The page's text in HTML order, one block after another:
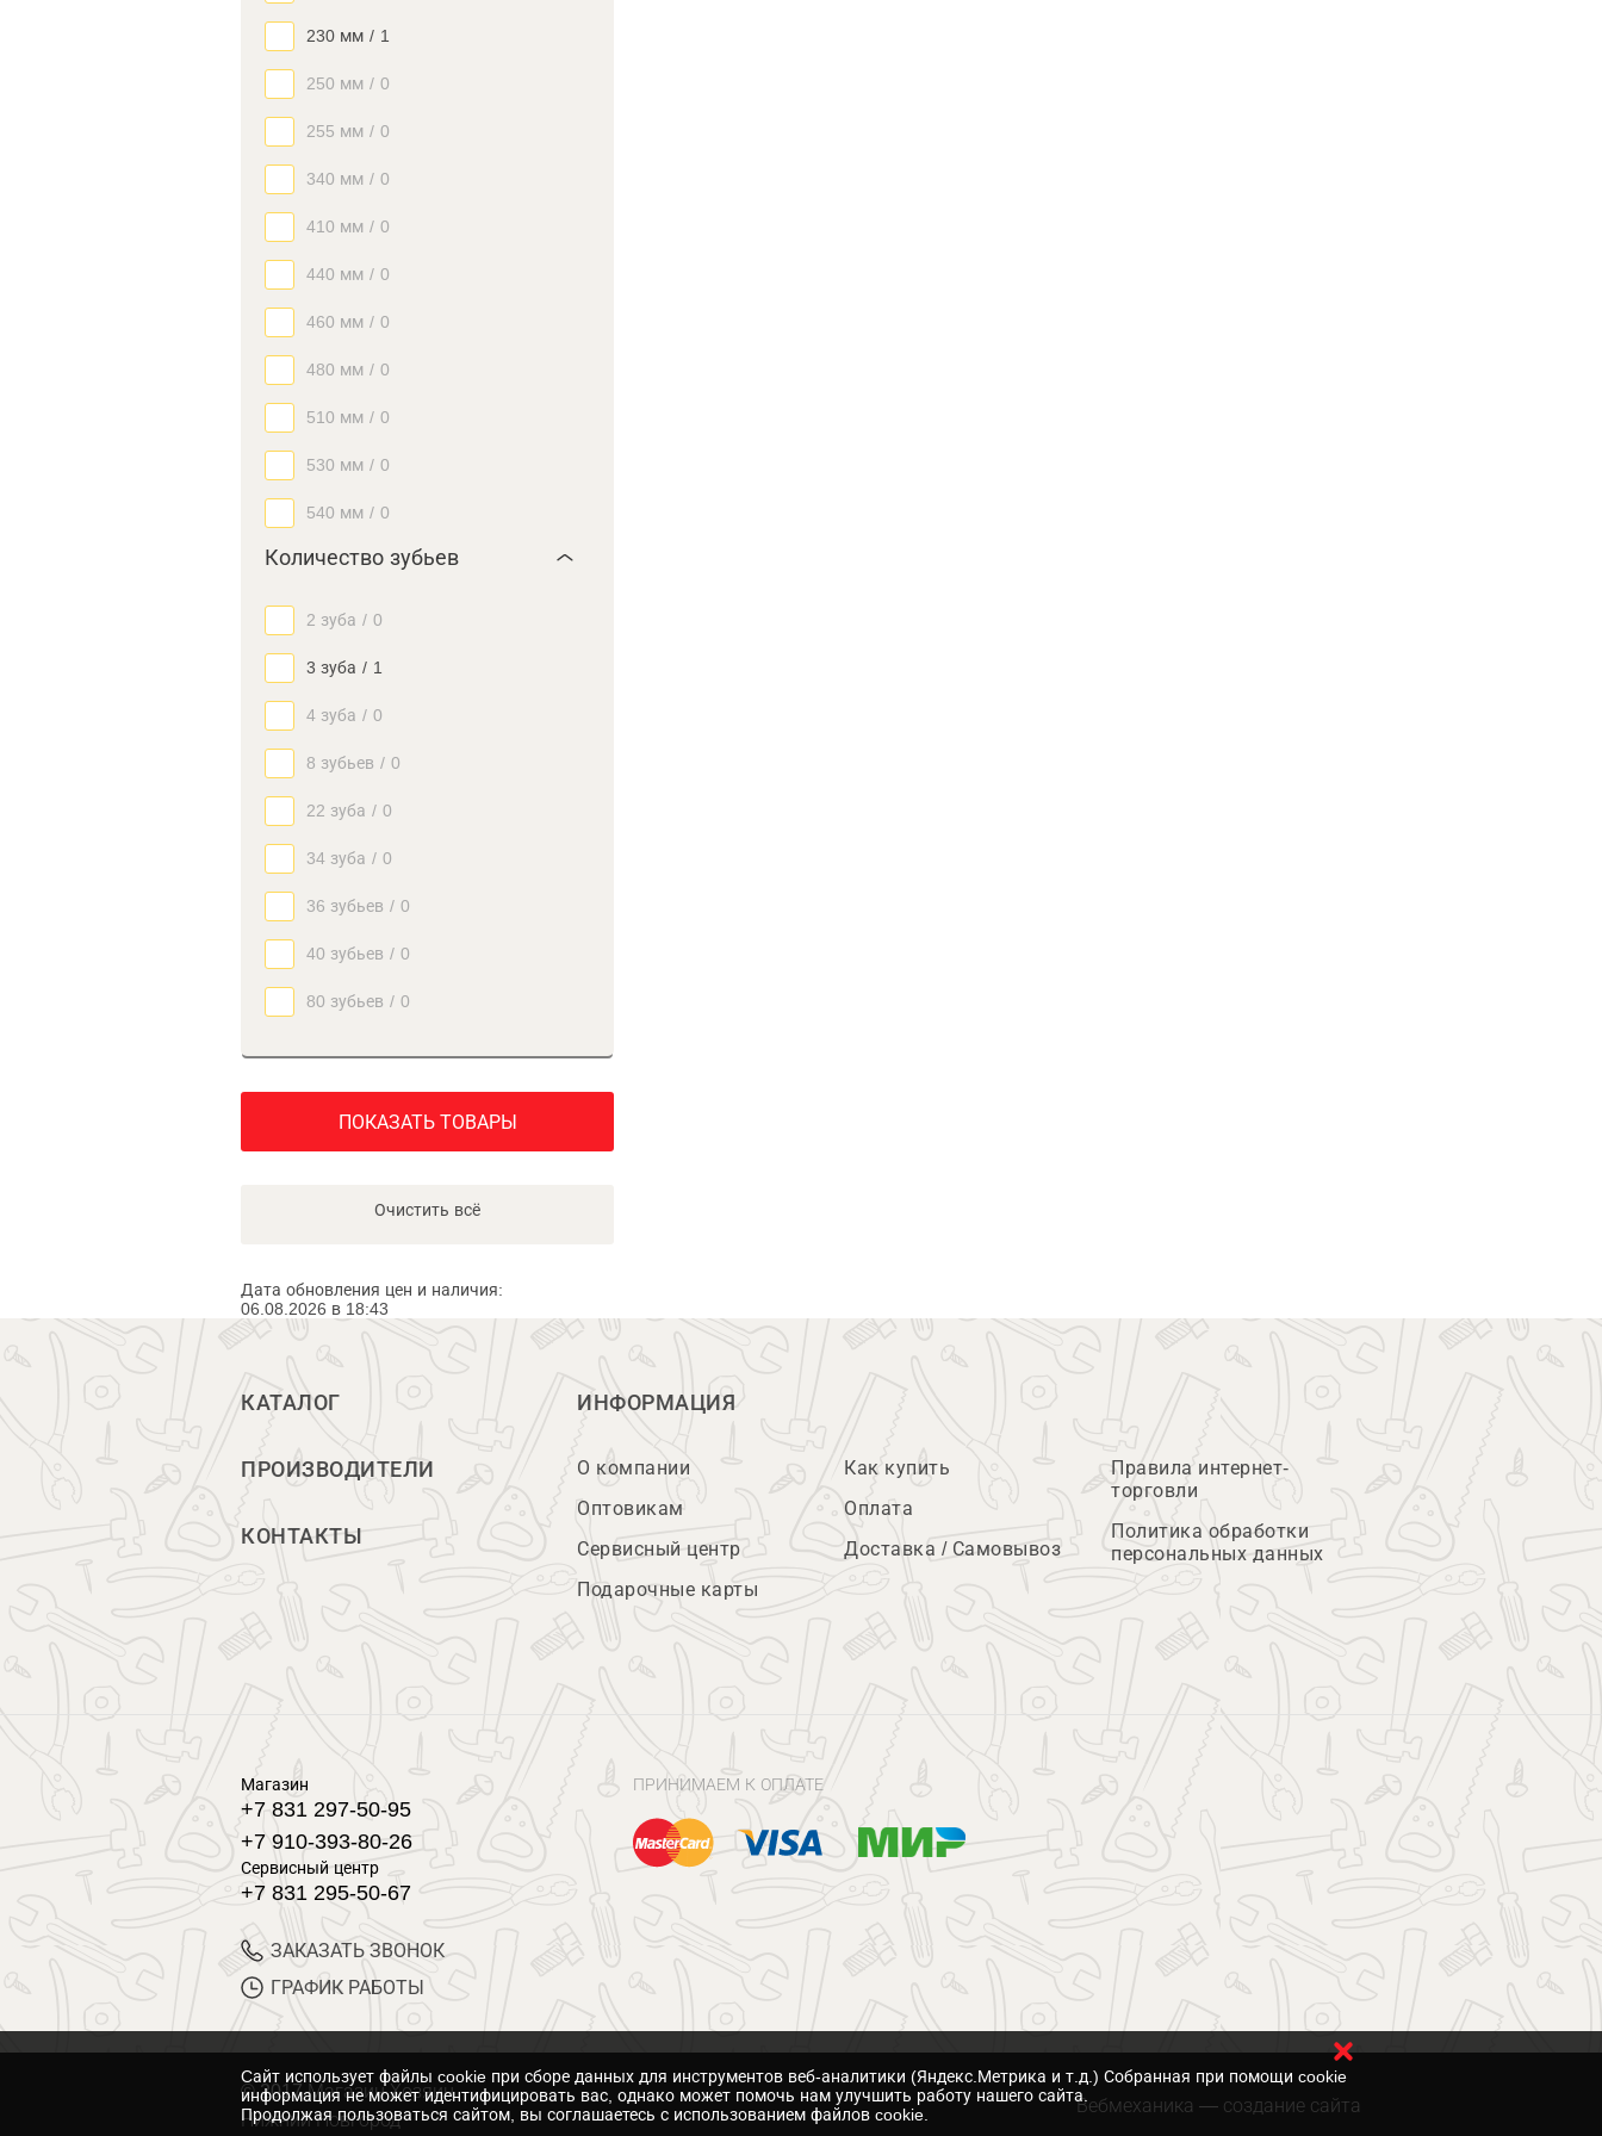
230 мм / 1
250 мм / 0
255 мм / 0
340 мм / 0
410 мм / 0
440 мм / 0
460 мм / 0
480 мм / 0
510 мм / 0
530 мм / 0
540 мм / 0
Количество зубьев
2 зуба / 0
3 зуба / 1
4 зуба / 0
8 зубьев / 0
22 зуба / 0
34 зуба / 0
36 зубьев / 0
40 зубьев / 0
80 зубьев / 0
ПОКАЗАТЬ ТОВАРЫ
Очистить всё
Дата обновления цен и наличия:
06.08.2026 в 18:43
КАТАЛОГ
ПРОИЗВОДИТЕЛИ
КОНТАКТЫ
ИНФОРМАЦИЯ
О компании
Оптовикам
Сервисный центр
Подарочные карты
Как купить
Оплата
Доставка / Самовывоз
Правила интернет-
торговли
Политика обработки
персональных данных
Магазин
+7 831 297-50-95
+7 910-393-80-26
Сервисный центр
+7 831 295-50-67
ЗАКАЗАТЬ ЗВОНОК
ГРАФИК РАБОТЫ
ПРИНИМАЕМ К ОПЛАТЕ
© 2017 Магазин Хозяин
Нижний Новгород
Вебмеханика — создание сайта
Cайт использует файлы cookie при сборе данных для инструментов веб-аналитики (Яндекс.Метрика и т.д.) Собранная при помощи cookie
информация не может идентифицировать вас, однако может помочь нам улучшить работу нашего сайта.
Продолжая пользоваться сайтом, вы соглашаетесь с использованием файлов cookie.